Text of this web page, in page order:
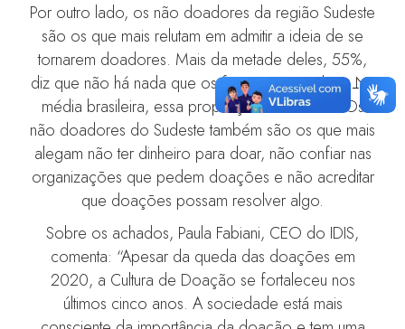
Por outro lado, os não doadores da região Sudeste
são os que mais relutam em admitir a ideia de se
tornarem doadores. Mais da metade deles, 55%,
diz que não há nada que os faça passar a doar. Na
média brasileira, essa proporção é de 51%. Os
não doadores do Sudeste também são os que mais
alegam não ter dinheiro para doar, não confiar nas
organizações que pedem doações e não acreditar
que doações possam resolver algo.
Sobre os achados, Paula Fabiani, CEO do IDIS,
comenta: “Apesar da queda das doações em
2020, a Cultura de Doação se fortaleceu nos
últimos cinco anos. A sociedade está mais